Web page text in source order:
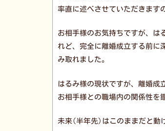
率直に述べさせていただきます
お相手様のお気持ちですが、は
れど、完全に離婚成立する前に
み取れました。
はるみ様の現状ですが、離婚成
お相手様との職場内の関係性を
未来(半年先)はこのままだと動